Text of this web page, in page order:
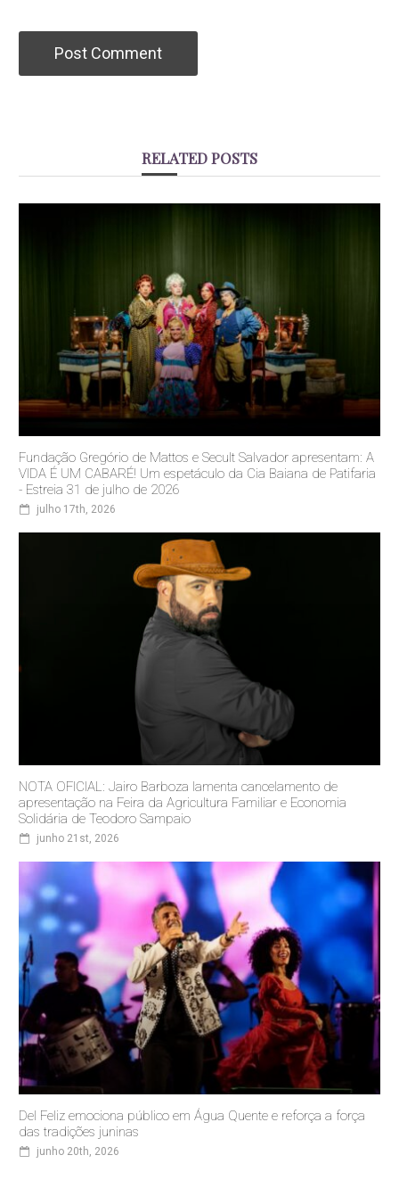
RELATED POSTS
Fundação Gregório de Mattos e Secult Salvador apresentam: A
VIDA É UM CABARÉ! Um espetáculo da Cia Baiana de Patifaria
- Estreia 31 de julho de 2026
julho 17th, 2026
NOTA OFICIAL: Jairo Barboza lamenta cancelamento de
apresentação na Feira da Agricultura Familiar e Economia
Solidária de Teodoro Sampaio
junho 21st, 2026
Del Feliz emociona público em Água Quente e reforça a força
das tradições juninas
junho 20th, 2026